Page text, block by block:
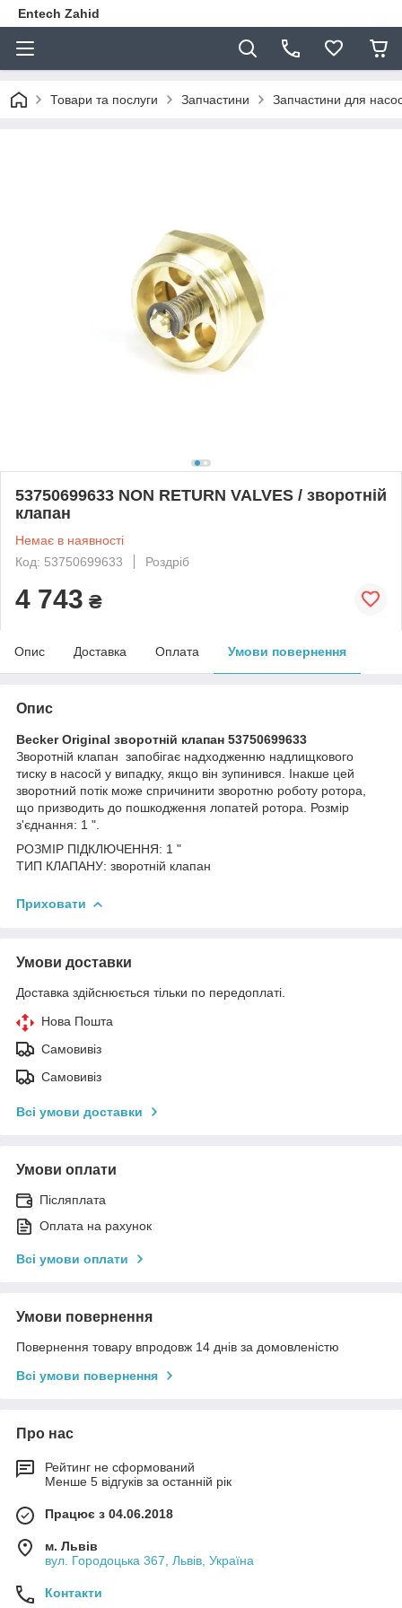
Entech Zahid
Товари та послуги Запчастини Запчастини для
53750699633 NON RETURN VALVES / зворотній
клапан
Немає в наявності
Код: 53750699633
Роздріб
4 743 ₴
Опис Доставка Оплата Умови повернення
Опис
Becker Original зворотній клапан 53750699633
Зворотній клапан запобігає надходженню надлищкового
тиску в насосй у випадку, якщо він зупинився. Інакше цей
зворотний потік може спричинити зворотню роботу ротора,
що призводить до пошкодження лопатей ротора. Розмір
з'єднання: 1 ".
РОЗМІР ПІДКЛЮЧЕННЯ: 1 "
ТИП КЛАПАНУ: зворотній клапан
Приховати
Умови доставки
Доставка здійснюється тільки по передоплаті.
Нова Пошта
Самовивіз
Самовивіз
Всі умови доставки
Умови оплати
Післяплата
Оплата на рахунок
Всі умови оплати
Умови повернення
Повернення товару впродовж 14 днів за домовленістю
Всі умови повернення
Про нас
Рейтинг не сформований
Менше 5 відгуків за останній рік
Працює з 04.06.2018
м. Львів
вул. Городоцька 367, Львів, Україна
Контакти